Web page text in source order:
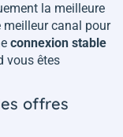
la meilleure
meilleur canal pour
connexion stable
vous êtes
offres